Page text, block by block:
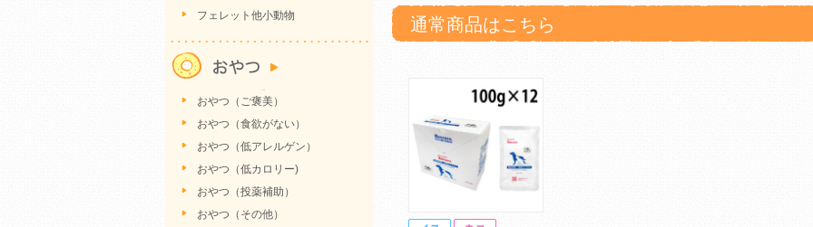
通常商品はこちら
フェレット他小動物
おやつ（ご褒美）
おやつ（食欲がない）
おやつ（低アレルゲン）
おやつ（低カロリー)
おやつ（投薬補助）
おやつ（その他）